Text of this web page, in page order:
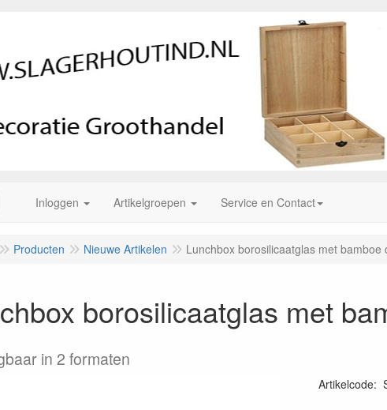
Inloggen Artikelgroepen Service en Contact
Producten Nieuwe Artikelen Lunchbox borosilicaatglas met bamboe
borosilicaatglas met
in 2 formaten
Artikelcode: